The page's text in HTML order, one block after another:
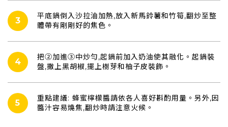
3
平底鍋倒入沙拉油加熱,放入新馬鈴薯和竹筍,翻炒至整
體帶有剛剛好的焦色。
4
把②加進③中炒勻,起鍋前加入奶油使其融化。起鍋裝
盤,撒上黑胡椒,擺上樹芽和柚子皮裝飾。
5
重點建議: 蜂蜜檸檬醬請依各人喜好斟酌用量。另外,因
醬汁容易燒焦,翻炒時請注意火候。